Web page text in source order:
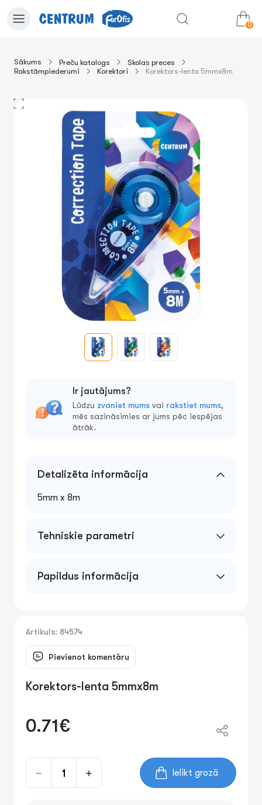
0
uz grozu Summa:0.00€
Sākums Preču katalogs
Skolas preces
Rakstāmpiederumi
Korektori Korektors-lenta 5mmx8m
Ir jautājums?
Lūdzu zvaniet mums vai rakstiet mums,
mēs sazināsimies ar jums pēc iespējas
ātrāk.
Detalizēta informācija
5mm x 8m
Tehniskie parametri
Papildus informācija
iepakojums.
Artikuls: 84574
Pievienot komentāru
Korektors-lenta 5mmx8m
0.71€
Ielikt grozā